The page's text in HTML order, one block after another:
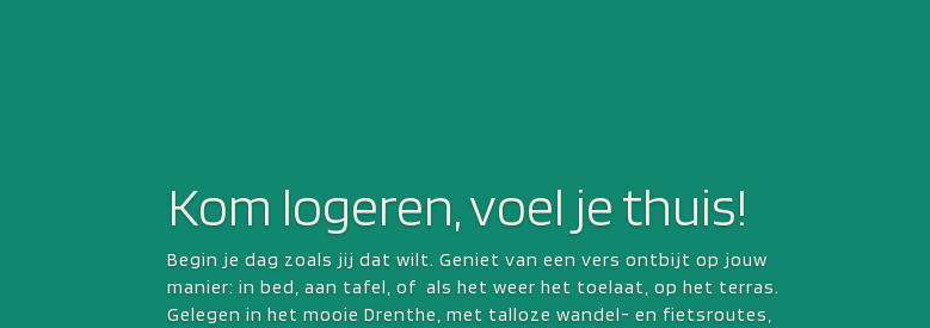
Kom logeren, voel je thuis!
Begin je dag zoals jij dat wilt. Geniet van een vers ontbijt op jouw
manier: in bed, aan tafel, of als het weer het toelaat, op het terras.
Gelegen in het mooie Drenthe, met talloze wandel- en fietsroutes,